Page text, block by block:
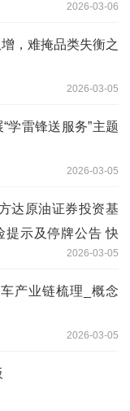
2026-03-06
，难掩品类失衡之
2026-03-05
学雷锋送服务”主题
2026-03-05
达原油证券投资基
提示及停牌公告 快
2026-03-05
产业链梳理_概念
2026-03-05